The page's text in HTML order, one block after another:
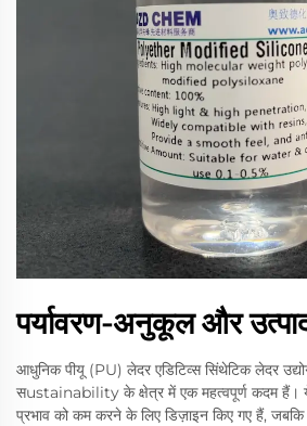
पर्यावरण-अनुकूल और
आधुनिक पीयू (PU) लेदर एडिटिव्स सिंथेटिक लेदर
सustainability के क्षेत्र में एक महत्वपूर्ण कदम हैं। ये
प्रभाव को कम करने के लिए डिज़ाइन किए गए हैं, जबकि